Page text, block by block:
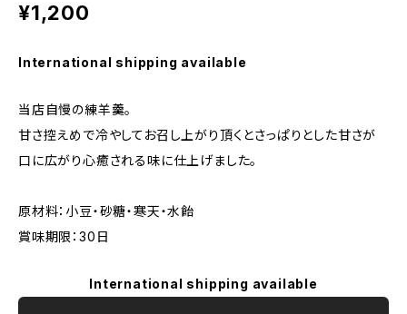
¥1,200
International shipping available
当店自慢の練羊羹。
甘さ控えめで冷やしてお召し上がり頂くとさっぱりとした甘さが
口に広がり心癒される味に仕上げました。
原材料：小豆・砂糖・寒天・水飴
賞味期限：30日
International shipping available